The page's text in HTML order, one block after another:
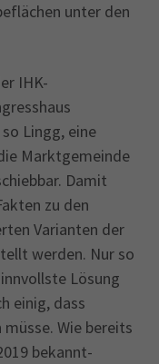
unter den
IHK-
Lingg, eine
Marktgemeinde
Damit
zu den
Varianten der
werden. Nur so
Lösung
einig, dass
Wie bereits
bekannt­